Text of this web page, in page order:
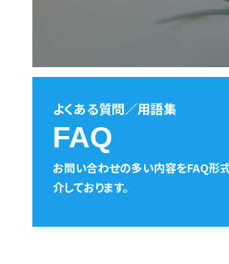
よくある質問／用語集
FAQ
お問い合わせの多い内容をFAQ形
介しております。